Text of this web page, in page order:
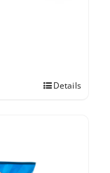
Details